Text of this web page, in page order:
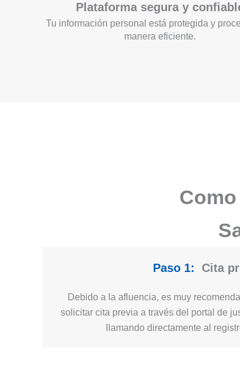
Plataforma segura y
Tu información personal está protegida y
manera eficiente.
Paso 1: Cita
Debido a la afluencia, es muy
solicitar cita previa a través del portal de
llamando directamente al